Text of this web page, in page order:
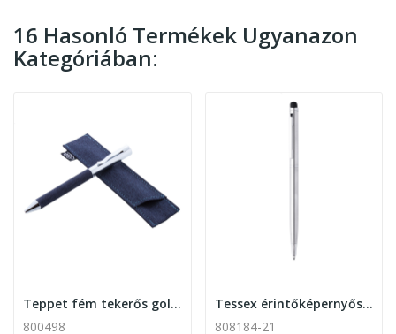
16 Hasonló Termékek Ugyanazon
Kategóriában:
Teppet fém tekerős golyóstoll
800498
Tessex érintőképernyős tekerős golyóstoll
808184-21